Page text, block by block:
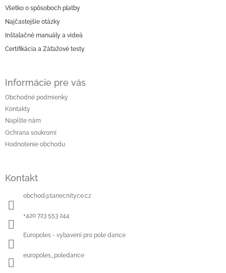
eVšetko o spôsoboch platby
Najčastejšie otázky
Inštalačné manuály a videá
Certifikácia a Záťažové testy
Informácie pre vás
Obchodné podmienky
Kontakty
Napíšte nám
Ochrana soukromí
Hodnotenie obchodu
Kontakt
obchod@tanecnityce.cz
+420 723 553 244
Europoles - vybavení pro pole dance
europoles_poledance